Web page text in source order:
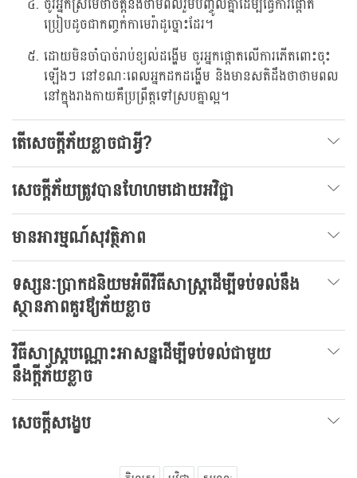
ប្រៀបដូចជាកញ្ចក់កាមេរ៉ាដូច្នោះដែរ។
ដោយមិនចាំបាច់រាប់ខ្យល់ដង្ហើម ចូរអ្នកផ្តោតលើការភើតពោះចុះ
ឡើងៗ នៅខណៈពេលអ្នកដកដង្ហើម និងមានសតិដឹងថាថាមពល
នៅក្នុងរាងកាយគឺប្រព្រឹត្តទៅស្របគ្នាល្អ។
តើសេចក្តីភ័យខ្លាចជាអ្វី?
សេចក្តីភ័យត្រូវបានហែហមដោយអវិជ្ជា
មានអារម្មណ៍សុវត្ថិភាព
ទស្សនៈប្រាកដនិយមអំពីវិធីសាស្រ្តដើម្បីទប់ទល់នឹង
ស្ថានភាពគួរឳ្យភ័យខ្លាច
វិធីសាស្រ្តបណ្ណោះអាសន្នដើម្បីទប់ទល់ជាមួយ
នឹងក្តីភ័យខ្លាច
សេចក្តីសង្ខេប